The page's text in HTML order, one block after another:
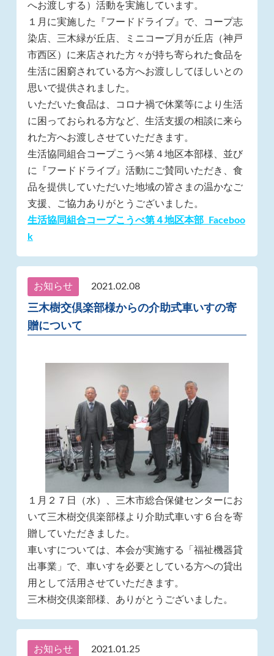
へお渡しする）活動を実施しています。
１月に実施した『フードドライブ』で、コープ志
染店、三木緑が丘店、ミニコープ月が丘店（神戸
市西区）に来店された方々が持ち寄られた食品を
生活に困窮されている方へお渡ししてほしいとの
思いで提供されました。
いただいた食品は、コロナ禍で休業等により生活
に困っておられる方など、生活支援の相談に来ら
れた方へお渡しさせていただきます。
生活協同組合コープこうべ第４地区本部様、並び
に『フードドライブ』活動にご賛同いただき、食
品を提供していただいた地域の皆さまの温かなご
支援、ご協力ありがとうございました。
生活協同組合コープこうべ第４地区本部 Faceboo
k
お知らせ 2021.02.08
三木樹交倶楽部様からの介助式車いすの寄
贈について
１月２７日（水）、三木市総合保健センターにお
いて三木樹交倶楽部様より介助式車いす６台を寄
贈していただきました。
車いすについては、本会が実施する「福祉機器貸
出事業」で、車いすを必要としている方への貸出
用として活用させていただきます。
三木樹交倶楽部様、ありがとうございました。
お知らせ 2021.01.25